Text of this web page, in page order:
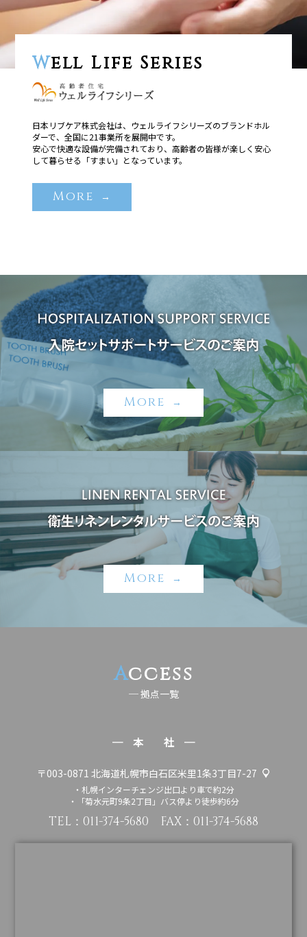
Well Life Series
日本リブケア株式会社は、ウェルライフシリーズのブランドホル
ダーで、全国に21事業所を展開中です。
安心で快適な設備が完備されており、高齢者の皆様が楽しく安心
して暮らせる「すまい」となっています。
More →
More →
More →
Access
─ 拠点一覧
─ 本 社 ─
〒003-0871 北海道札幌市白石区米里1条3丁目7-27
・札幌インターチェンジ出口より車で約2分
・「菊水元町9条2丁目」バス停より徒歩約6分
TEL： 011-374-5680 FAX：011-374-5688